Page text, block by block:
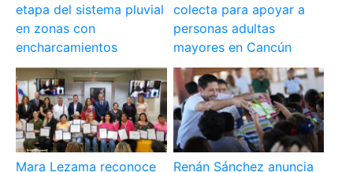
etapa del sistema pluvial
en zonas con
encharcamientos
colecta para apoyar a
personas adultas
mayores en Cancún
Mara Lezama reconoce
Renán Sánchez anuncia